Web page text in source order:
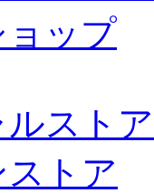
ップ
スト
トア